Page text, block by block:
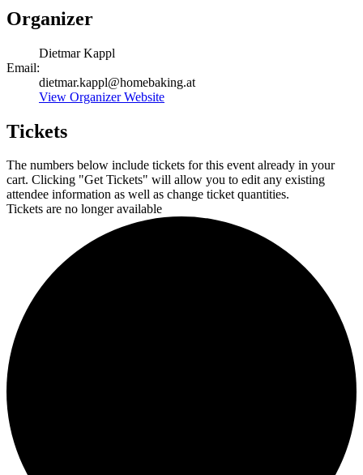
Organizer
Dietmar Kappl
Email:
dietmar.kappl@homebaking.at
View Organizer Website
Tickets
The numbers below include tickets for this event already in your
cart. Clicking "Get Tickets" will allow you to edit any existing
attendee information as well as change ticket quantities.
Tickets are no longer available